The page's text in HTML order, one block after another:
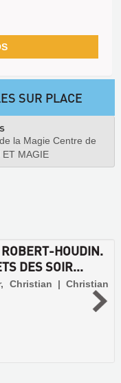
SUR PLACE
la Magie Centre de
ET MAGIE
HOUDIN.
DES SOIR...
Christian | Christian